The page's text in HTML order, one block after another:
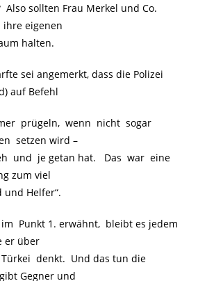
sollten Frau Merkel und Co.
eigenen
halten.
sei angemerkt, dass die Polizei
auf Befehl
prügeln, wenn nicht sogar
setzen wird –
und je getan hat. Das war eine
zum viel
Helfer“.
Punkt 1. erwähnt, bleibt es jedem
er über
denkt. Und das tun die
Gegner und